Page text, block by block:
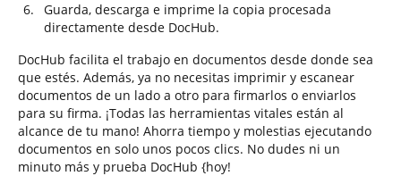
Guarda, descarga e imprime la copia procesada
directamente desde DocHub.
DocHub facilita el trabajo en documentos desde donde sea
que estés. Además, ya no necesitas imprimir y escanear
documentos de un lado a otro para firmarlos o enviarlos
para su firma. ¡Todas las herramientas vitales están al
alcance de tu mano! Ahorra tiempo y molestias ejecutando
documentos en solo unos pocos clics. No dudes ni un
minuto más y prueba DocHub {hoy!